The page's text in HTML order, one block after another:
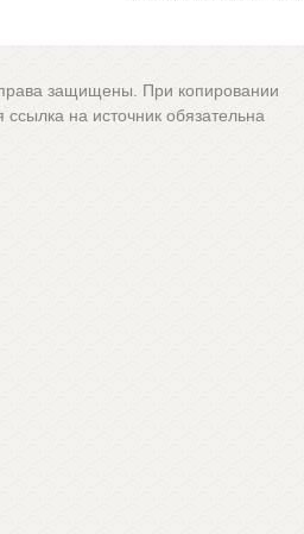
защищены. При копировании
на источник обязательна